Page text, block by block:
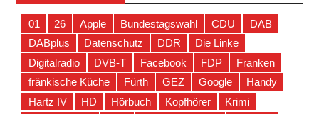
01 26 Apple Bundestagswahl CDU
DAB
DABplus
Datenschutz DDR
Die Linke
Digitalradio
DVB-T Facebook FDP
Franken
fränkische Küche
Fürth GEZ Google
Handy
Hartz IV
HD Hörbuch Kopfhörer
Krimi